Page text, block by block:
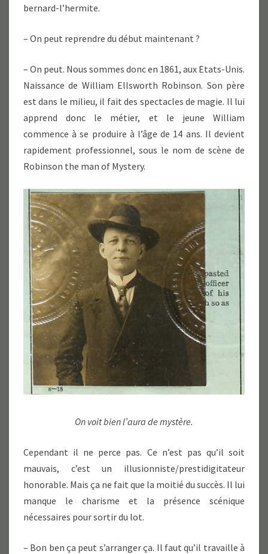
bernard-l’hermite.
– On peut reprendre du début maintenant ?
– On peut. Nous sommes donc en 1861, aux Etats-Unis.
Naissance de William Ellsworth Robinson. Son père
est dans le milieu, il fait des spectacles de magie. Il lui
apprend donc le métier, et le jeune William
commence à se produire à l’âge de 14 ans. Il devient
rapidement professionnel, sous le nom de scène de
Robinson the man of Mystery.
On voit bien l’aura de mystère.
Cependant il ne perce pas. Ce n’est pas qu’il soit
mauvais, c’est un illusionniste/prestidigitateur
honorable. Mais ça ne fait que la moitié du succès. Il lui
manque le charisme et la présence scénique
nécessaires pour sortir du lot.
– Bon ben ça peut s’arranger ça. Il faut qu’il travaille à